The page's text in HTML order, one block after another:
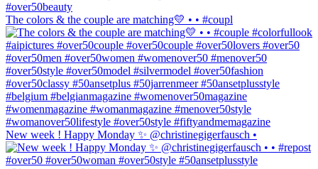
The colors & the couple are matching💛 • • #coupl
New week ! Happy Monday ✨ @christinegigerfausch •